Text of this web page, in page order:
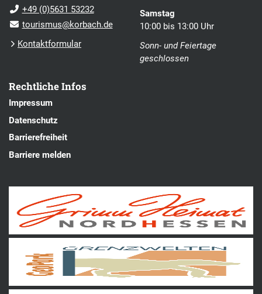
+49 (0)5631 53232
tourismus@korbach.de
Kontaktformular
Samstag
10:00 bis 13:00 Uhr
Sonn- und Feiertage
geschlossen
Rechtliche Infos
Impressum
Datenschutz
Barrierefreiheit
Barriere melden